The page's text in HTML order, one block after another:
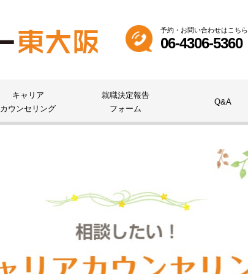
予約・お問い合わせはこちら
06-4306-5360
キャリア
カウンセリング
就職決定報告
フォーム
Q&A